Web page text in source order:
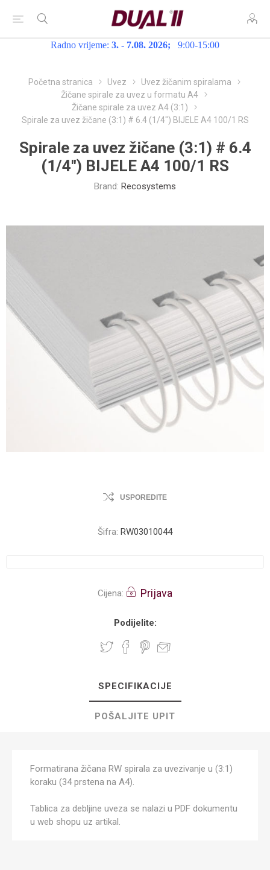
Radno vrijeme: 3. - 7.08. 2026; 9:00-15:00
Početna stranica Uvez
Uvez žičanim spiralama
Žičane spirale za uvez u formatu A4
Žičane spirale za uvez A4 (3:1)
Spirale za uvez žičane (3:1) # 6.4 (1/4") BIJELE A4 100/1 RS
Spirale za uvez žičane (3:1) # 6.4
(1/4") BIJELE A4 100/1 RS
Brand: Recosystems
USPOREDITE
Šifra: RW03010044
Cijena: Prijava
Podijelite:
SPECIFIKACIJE
POŠALJITE UPIT
Formatirana žičana RW spirala za uvezivanje u (3:1)
koraku (34 prstena na A4).
Tablica za debljine uveza se nalazi u PDF dokumentu
u web shopu uz artikal.